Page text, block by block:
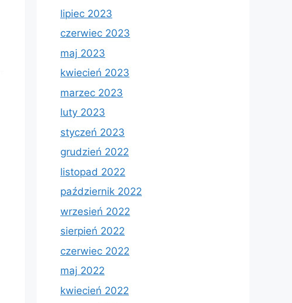
lipiec 2023
czerwiec 2023
maj 2023
kwiecień 2023
marzec 2023
luty 2023
styczeń 2023
grudzień 2022
listopad 2022
październik 2022
wrzesień 2022
sierpień 2022
czerwiec 2022
maj 2022
kwiecień 2022